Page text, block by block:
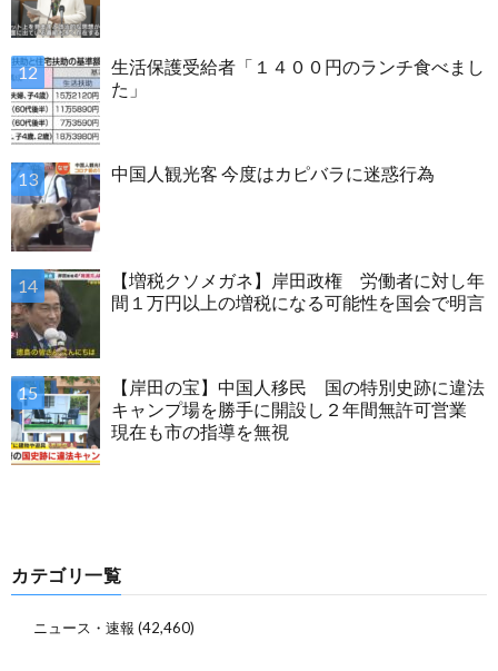
生活保護受給者「１４００円のランチ食べまし
た」
中国人観光客 今度はカピバラに迷惑行為
【増税クソメガネ】岸田政権 労働者に対し年
間１万円以上の増税になる可能性を国会で明言
【岸田の宝】中国人移民 国の特別史跡に違法
キャンプ場を勝手に開設し２年間無許可営業
現在も市の指導を無視
カテゴリ一覧
ニュース・速報 (42,460)